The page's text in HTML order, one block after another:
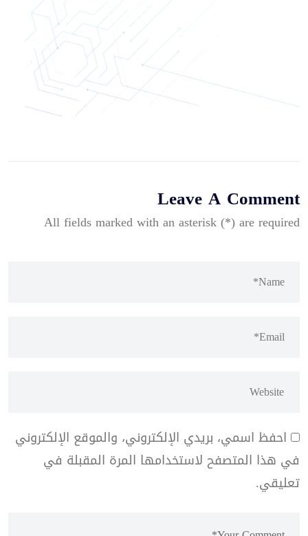
Leave A Comment
All fields marked with an asterisk (*) are required
احفظ اسمي، بريدي الإلكتروني، والموقع الإلكتروني
في هذا المتصفح لاستخدامها المرة المقبلة في
تعليقي.